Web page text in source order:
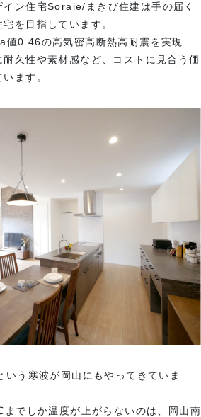
ン住宅Soraie/まきび住建は手の届く
を目指しています。
値0.46の高気密高断熱高耐震を実現
久性や素材感など、コストに見合う価
ます。
う寒波が岡山にもやってきていま
でしか温度が上がらないのは、岡山南